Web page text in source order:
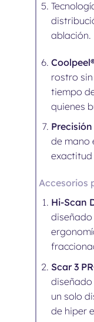
ablación.
rostro
tiempo
quienes
de mano
exactitud
Accesorios
Hi-Scan
Scar 3
un solo
de hiper